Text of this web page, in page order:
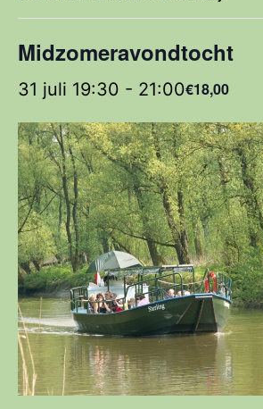
Midzomeravondtocht
31 juli 19:30 - 21:00€18,00